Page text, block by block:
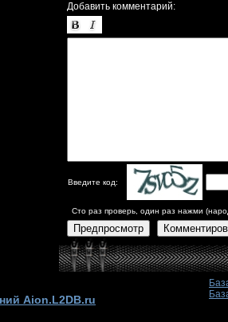
Добавить комментарий:
Введите код:
Сто раз проверь, один раз нажми
Предпросмотр
Aion.L2DB.ru